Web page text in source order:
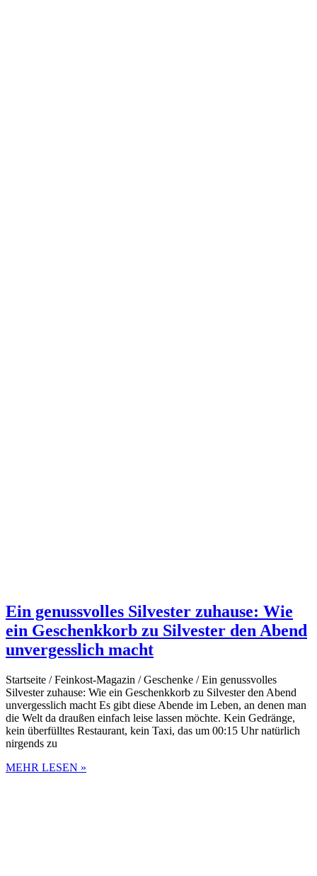
Ein genussvolles Silvester zuhause: Wie
ein Geschenkkorb zu Silvester den Abend
unvergesslich macht
Startseite / Feinkost-Magazin / Geschenke / Ein genussvolles
Silvester zuhause: Wie ein Geschenkkorb zu Silvester den Abend
unvergesslich macht Es gibt diese Abende im Leben, an denen man
die Welt da draußen einfach leise lassen möchte. Kein Gedränge,
kein überfülltes Restaurant, kein Taxi, das um 00:15 Uhr natürlich
nirgends zu
MEHR LESEN »